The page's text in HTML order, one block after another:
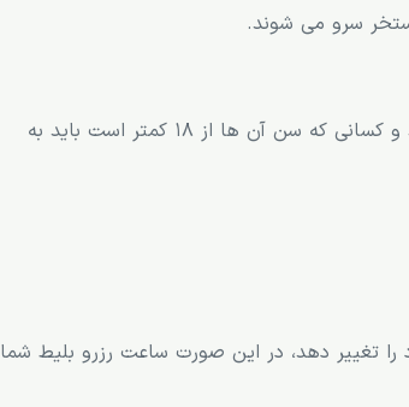
سرو می شوند.
برای وارد شدن به محوطه استخر سن افراد باید بیشتر از 12 سال باشد و کسانی که سن آن ها از 18 کمتر است باید به
را تغییر دهد، در این صورت ساعت رزرو بلیط شما